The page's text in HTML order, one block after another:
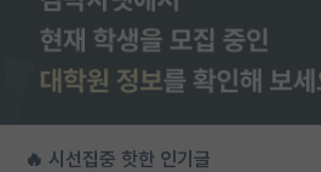
🔥 시선집중 핫한 인기글